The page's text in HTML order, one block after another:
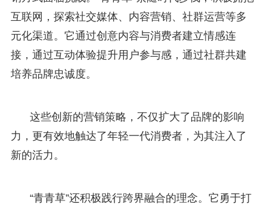
互联网，探索社交媒体、内容营销、社群运营等多
元化渠道。它通过创意内容与消费者建立情感连
接，通过互动体验提升用户参与感，通过社群共建
培养品牌忠诚度。
这些创新的营销策略，不仅扩大了品牌的影响
力，更有效地触达了年轻一代消费者，为其注入了
新的活力。
“青青草”还积极践行跨界融合的理念。它勇于打